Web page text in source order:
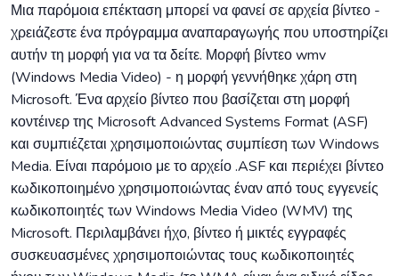
Μια παρόμοια επέκταση μπορεί να φανεί σε αρχεία βίντεο -
χρειάζεστε ένα πρόγραμμα αναπαραγωγής που υποστηρίζει
αυτήν τη μορφή για να τα δείτε. Μορφή βίντεο wmv
(Windows Media Video) - η μορφή γεννήθηκε χάρη στη
Microsoft. Ένα αρχείο βίντεο που βασίζεται στη μορφή
κοντέινερ της Microsoft Advanced Systems Format (ASF)
και συμπιέζεται χρησιμοποιώντας συμπίεση των Windows
Media. Είναι παρόμοιο με το αρχείο .ASF και περιέχει βίντεο
κωδικοποιημένο χρησιμοποιώντας έναν από τους εγγενείς
κωδικοποιητές των Windows Media Video (WMV) της
Microsoft. Περιλαμβάνει ήχο, βίντεο ή μικτές εγγραφές
συσκευασμένες χρησιμοποιώντας τους κωδικοποιητές